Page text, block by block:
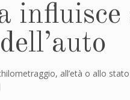
influisce
all’età o allo